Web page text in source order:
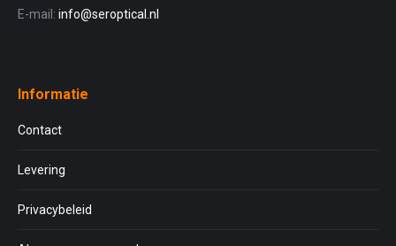
E-mail: info@seroptical.nl
Informatie
Contact
Levering
Privacybeleid